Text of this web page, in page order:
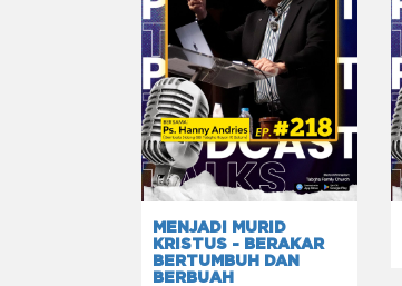
MENJADI MURID
KRISTUS - BERAKAR
BERTUMBUH DAN
BERBUAH